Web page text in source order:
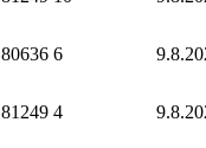
80636 6
81249 4